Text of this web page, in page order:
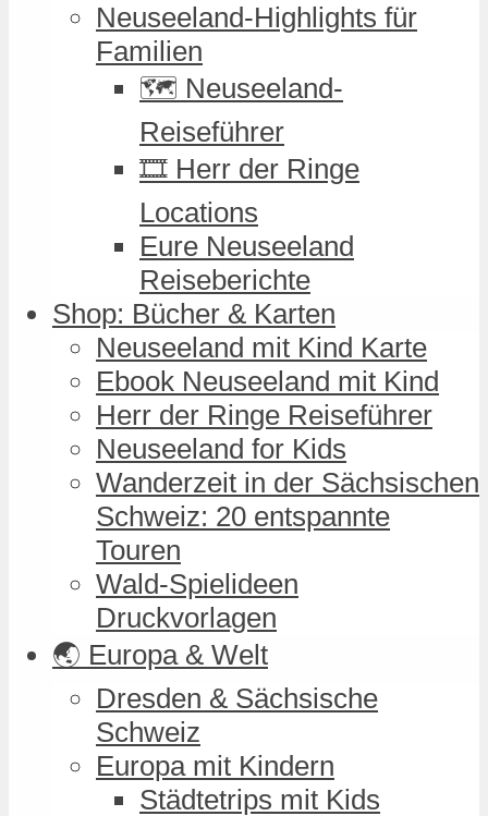
Neuseeland-Highlights für
Familien
🗺️ Neuseeland-
Reiseführer
🎞️ Herr der Ringe
Locations
Eure Neuseeland
Reiseberichte
Shop: Bücher & Karten
Neuseeland mit Kind Karte
Ebook Neuseeland mit Kind
Herr der Ringe Reiseführer
Neuseeland for Kids
Wanderzeit in der Sächsischen
Schweiz: 20 entspannte
Touren
Wald-Spielideen
Druckvorlagen
🌏 Europa & Welt
Dresden & Sächsische
Schweiz
Europa mit Kindern
Städtetrips mit Kids